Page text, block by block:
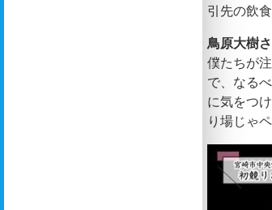
引先の飲
鳥原大樹さ
僕たちが
で、なる
に気をつ
り場じゃ